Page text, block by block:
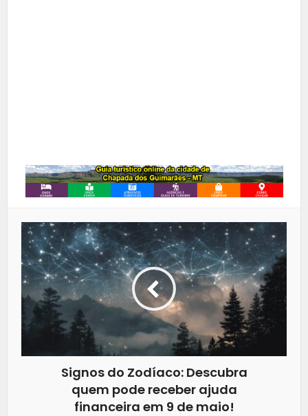
Signos do Zodíaco: Descubra
quem pode receber ajuda
financeira em 9 de maio!